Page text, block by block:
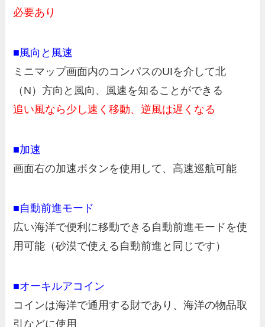
必要あり
■風向と風速
ミニマップ画面内のコンパスのUIを介して北
（N）方向と風向、風速を知ることができる
追い風なら少し速く移動、逆風は遅くなる
■加速
画面右の加速ボタンを使用して、高速巡航可能
■自動前進モード
広い海洋で便利に移動できる自動前進モードを使
用可能（砂漠で使える自動前進と同じです）
■オーキルアコイン
コインは海洋で通用する財であり、海洋の物品取
引などに使用